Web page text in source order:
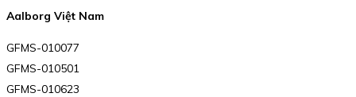
Aalborg Việt Nam
GFMS-010077
GFMS-010501
GFMS-010623